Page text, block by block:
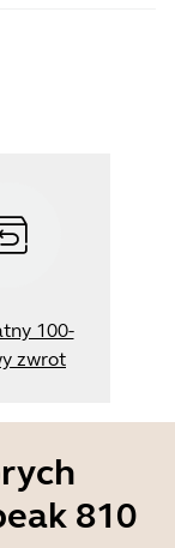
100-
zwrot
810